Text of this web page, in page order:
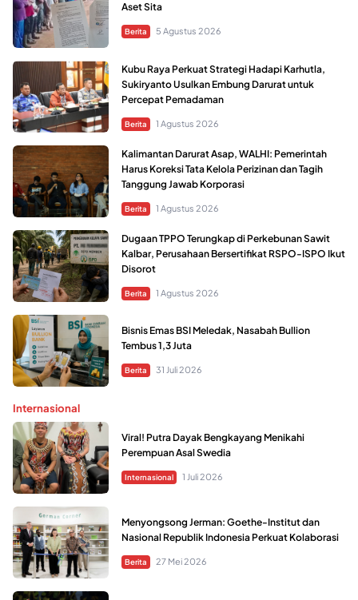
Aset Sita
Berita 5 Agustus 2026
Kubu Raya Perkuat Strategi Hadapi Karhutla,
Sukiryanto Usulkan Embung Darurat untuk
Percepat Pemadaman
Berita 1 Agustus 2026
Kalimantan Darurat Asap, WALHI: Pemerintah
Harus Koreksi Tata Kelola Perizinan dan Tagih
Tanggung Jawab Korporasi
Berita 1 Agustus 2026
Dugaan TPPO Terungkap di Perkebunan Sawit
Kalbar, Perusahaan Bersertifikat RSPO-ISPO Ikut
Disorot
Berita 1 Agustus 2026
Bisnis Emas BSI Meledak, Nasabah Bullion
Tembus 1,3 Juta
Berita 31 Juli 2026
Internasional
Viral! Putra Dayak Bengkayang Menikahi
Perempuan Asal Swedia
Internasional 1 Juli 2026
Menyongsong Jerman: Goethe-Institut dan
Nasional Republik Indonesia Perkuat Kolaborasi
Berita 27 Mei 2026